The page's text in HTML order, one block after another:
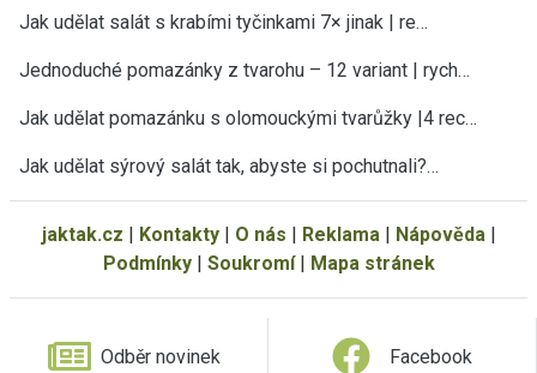
Jak udělat salát s krabími tyčinkami 7× jinak | re…
Jednoduché pomazánky z tvarohu – 12 variant | rych…
Jak udělat pomazánku s olomouckými tvarůžky |4 rec…
Jak udělat sýrový salát tak, abyste si pochutnali?…
jaktak.cz | Kontakty| O nás | Reklama | Nápověda |
Podmínky| Soukromí| Mapa stránek
Odběr novinek Facebook